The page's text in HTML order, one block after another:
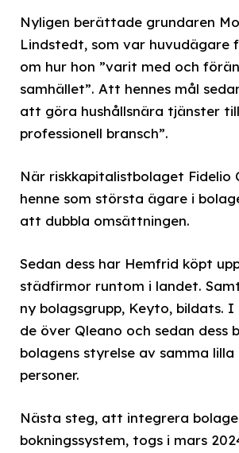
Nyligen berättade grundaren
Lindstedt, som var huvudägare
om hur hon ”varit med och
samhället”. Att hennes mål
att göra hushållsnära tjänster
professionell bransch”.
När riskkapitalistbolaget Fidelio
henne som största ägare i
att dubbla omsättningen.
Sedan dess har Hemfrid köpt
städfirmor runtom i landet.
ny bolagsgrupp, Keyto, bildats.
de över Qleano och sedan dess
bolagens styrelse av samma lilla
personer.
Nästa steg, att integrera
bokningssystem, togs i mars